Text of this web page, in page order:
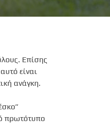
Επίσης
είναι
ανάγκη.
πρωτότυπο